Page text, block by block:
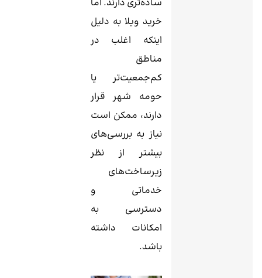
ساده‌تری دارند. اما
خرید ویلا به دلیل
اینکه اغلب در
مناطق
کم‌جمعیت‌تر یا
حومه شهر قرار
دارند، ممکن است
نیاز به بررسی‌های
بیشتر از نظر
زیرساخت‌های
خدماتی و
دسترسی به
امکانات داشته
باشد.